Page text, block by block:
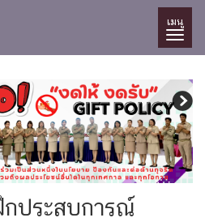
เมนู
ประสบการณ์